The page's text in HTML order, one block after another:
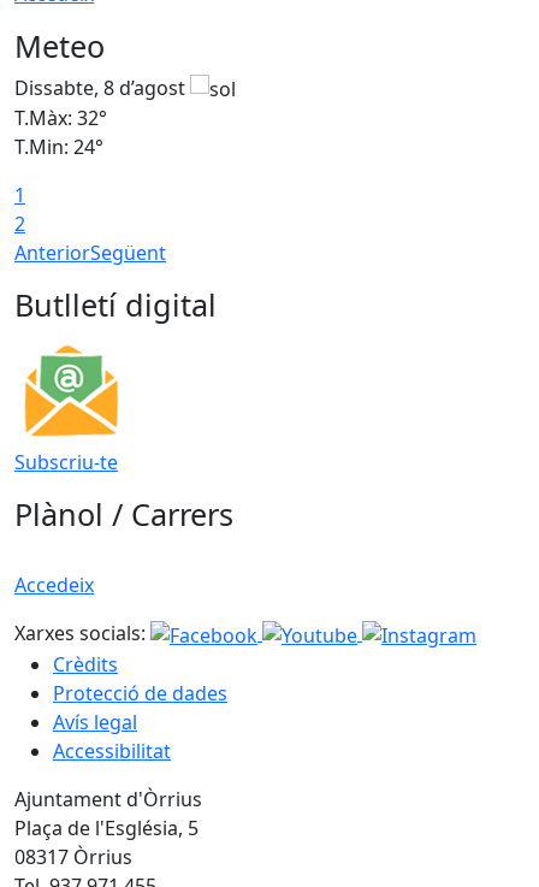
Meteo
Dissabte, 8 d’agost
T.Màx: 32°
T.Min: 24°
1
2
AnteriorSegüent
Butlletí digital
Subscriu-te
Plànol / Carrers
Accedeix
Xarxes socials:
Crèdits
Protecció de dades
Avís legal
Accessibilitat
Ajuntament d'Òrrius
Plaça de l'Església, 5
08317 Òrrius